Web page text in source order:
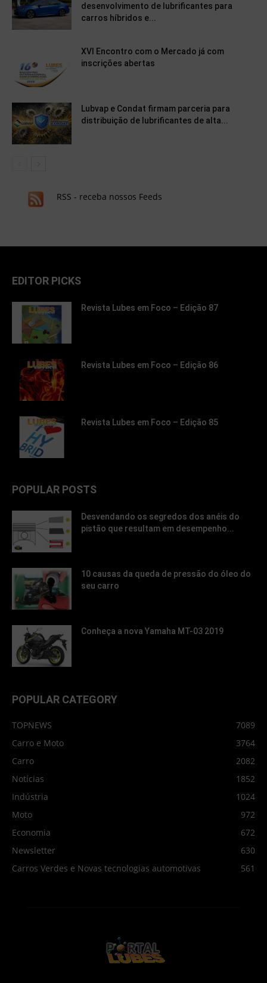
desenvolvimento de lubrificantes para
carros híbridos e...
XVI Encontro com o Mercado já com
inscrições abertas
Lubvap e Condat firmam parceria para
distribuição de lubrificantes de alta...
RSS - receba nossos Feeds
EDITOR PICKS
Revista Lubes em Foco – Edição 87
Revista Lubes em Foco – Edição 86
Revista Lubes em Foco – Edição 85
POPULAR POSTS
Desvendando os segredos dos anéis do
pistão que resultam em desempenho...
10 causas da queda de pressão do óleo do
seu carro
Conheça a nova Yamaha MT-03 2019
POPULAR CATEGORY
TOPNEWS
7089
Carro e Moto
3764
Carro
2082
Notícias
1852
Indústria
1024
Moto
972
Economia
672
Newsletter
630
Carros Verdes e Novas tecnologias automotivas
561